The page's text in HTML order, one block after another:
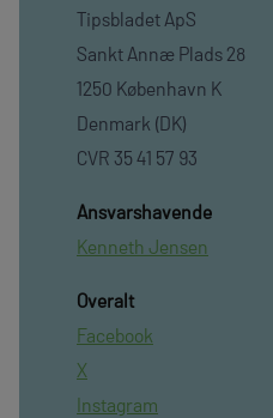
Tipsbladet ApS
Sankt Annæ Plads 28
1250 København K
Denmark (DK)
CVR 35 41 57 93
Ansvarshavende
Kenneth Jensen
Overalt
Facebook
X
Instagram